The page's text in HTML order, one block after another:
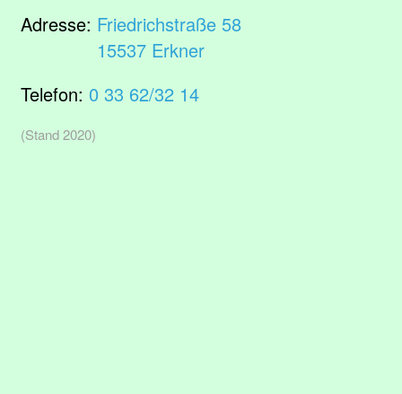
Adresse: Friedrichstraße 58
15537 Erkner
Telefon: 0 33 62/32 14
(Stand 2020)